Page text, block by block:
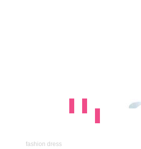
fashion dress